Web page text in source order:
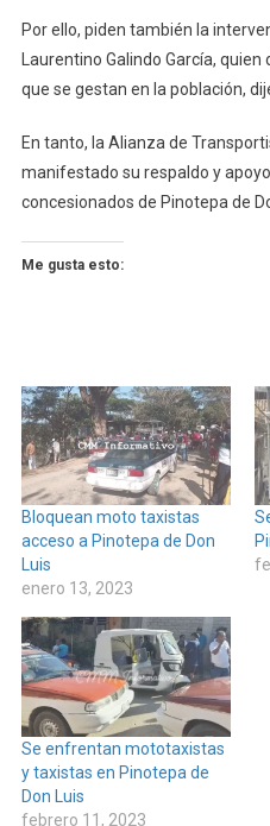
Por ello, piden también la
Laurentino Galindo García,
que se gestan en la población,
En tanto, la Alianza de
manifestado su respaldo y
concesionados de Pinotepa de
Me gusta esto:
Bloquean moto taxistas
acceso a Pinotepa de Don
Luis
enero 13, 2023
Se enfrentan mototaxistas
y taxistas en Pinotepa de
Don Luis
febrero 11, 2023